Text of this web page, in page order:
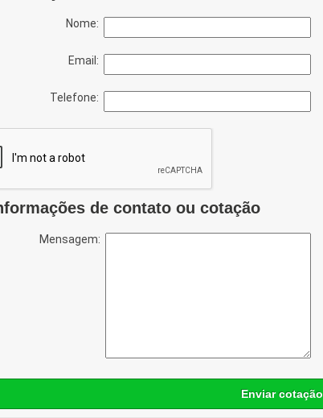
Nome:
Email:
Telefone:
de contato ou cotação
Mensagem:
Enviar cotação